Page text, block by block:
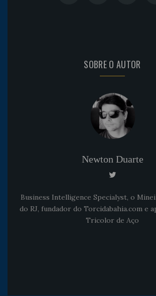
SOBRE O AUTOR
Newton Duarte
Business Intelligence Specialyst, o
do RJ, fundador do Torcidabahia.com e
Tricolor de Aço